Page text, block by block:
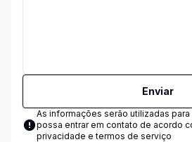
Enviar
As informações serão utilizadas
possa entrar em contato de acordo
privacidade e termos de serviço